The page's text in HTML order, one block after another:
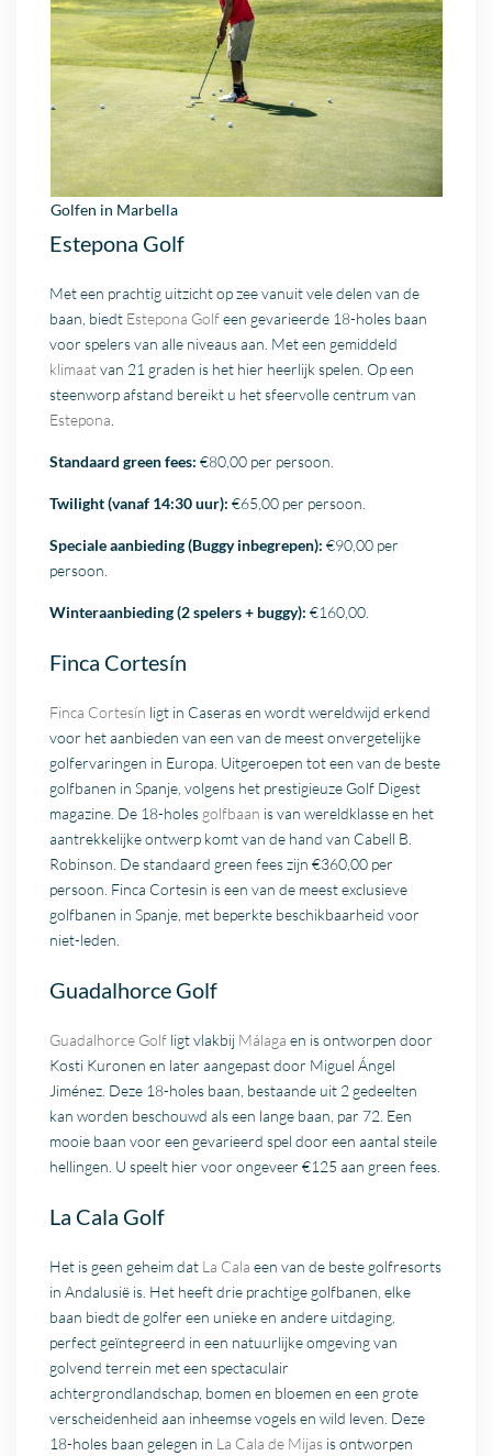
Golfen in Marbella
Estepona Golf
Met een prachtig uitzicht op zee vanuit vele delen van de
baan, biedt Estepona Golfeen gevarieerde 18-holes baan
voor spelers van alle niveaus aan. Met een gemiddeld
klimaatvan 21 graden is het hier heerlijk spelen. Op een
steenworp afstand bereikt u het sfeervolle centrum van
Estepona
Standaard green fees: €80,00 per persoon.
Twilight (vanaf 14:30 uur): €65,00 per persoon.
Speciale aanbieding (Buggy inbegrepen): €90,00 per
persoon.
Winteraanbieding (2 spelers + buggy): €160,00.
Finca Cortesín
Finca Cortesín ligt in Caseras en wordt wereldwijd erkend
voor het aanbieden van een van de meest onvergetelijke
golfervaringen in Europa. Uitgeroepen tot een van de beste
golfbanen in Spanje, volgens het prestigieuze Golf Digest
magazine. De 18-holes golfbaan is van wereldklasse en het
aantrekkelijke ontwerp komt van de hand van Cabell B.
Robinson. De standaard green fees zijn €360,00 per
persoon. Finca Cortesin is een van de meest exclusieve
golfbanen in Spanje, met beperkte beschikbaarheid voor
niet-leden.
Guadalhorce Golf
Guadalhorce Golf ligt vlakbij Málaga en is ontworpen door
Kosti Kuronen en later aangepast door Miguel Ángel
Jiménez. Deze 18-holes baan, bestaande uit 2 gedeelten
kan worden beschouwd als een lange baan, par 72. Een
mooie baan voor een gevarieerd spel door een aantal steile
hellingen. U speelt hier voor ongeveer €125 aan green fees.
La Cala Golf
Het is geen geheim dat La Calaeen van de beste golfresorts
in Andalusië is. Het heeft drie prachtige golfbanen, elke
baan biedt de golfer een unieke en andere uitdaging,
perfect geïntegreerd in een natuurlijke omgeving van
golvend terrein met een spectaculair
achtergrondlandschap, bomen en bloemen en een grote
verscheidenheid aan inheemse vogels en wild leven. Deze
18-holes baan gelegen in La Cala de Mijas is ontworpen